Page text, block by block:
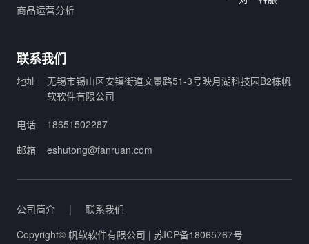
商品运营分析
联系我们
地址
无锡市锡山区安镇街道文景路51-3号映月湖科技园B2栋帆
软软件有限公司
电话
18651502287
邮箱
eshutong@fanruan.com
公司简介 |
联系我们
Copyright© 帆软软件有限公司 | 苏ICP备18065767号